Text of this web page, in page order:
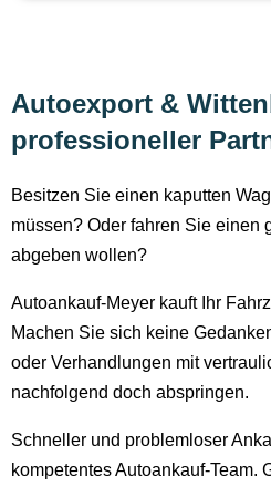
Autoexport &
professioneller
Besitzen Sie einen kaputten
müssen? Oder fahren Sie einen
abgeben wollen?
Autoankauf-Meyer kauft Ihr
Machen Sie sich keine
oder Verhandlungen mit
nachfolgend doch abspringen.
Schneller und problemloser
kompetentes Autoankauf-Team.